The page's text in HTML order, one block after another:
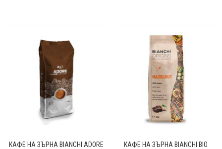
88.04€.
КАФЕ НА ЗЪРНА BIANCHI ADORE
КАФЕ НА ЗЪРНА BIANCHI BIO